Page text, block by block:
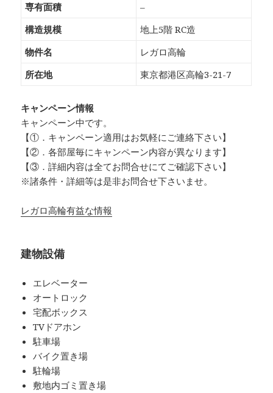
専有面積
–
構造規模
地上5階 RC造
物件名
レガロ高輪
所在地
東京都港区高輪3-21-7
キャンペーン情報
キャンペーン中です。
【①．キャンペーン適用はお気軽にご連絡下さい】
【②．各部屋毎にキャンペーン内容が異なります】
【③．詳細内容は全てお問合せにてご確認下さい】
※諸条件・詳細等は是非お問合せ下さいませ。
レガロ高輪有益な情報
建物設備
エレベーター
オートロック
宅配ボックス
TVドアホン
駐車場
バイク置き場
駐輪場
敷地内ゴミ置き場